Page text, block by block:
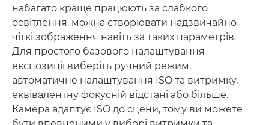
набагато краще працюють за слабкого
освітлення, можна створювати надзвичайно
чіткі зображення навіть за таких параметрів.
Для простого базового налаштування
експозиції виберіть ручний режим,
автоматичне налаштування ISO та витримку,
еквівалентну фокусній відстані або більше.
Камера адаптує ISO до сцени, тому ви можете